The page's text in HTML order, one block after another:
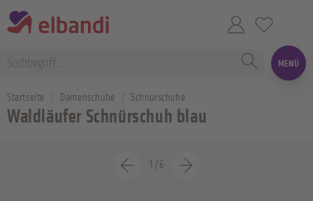
MENÜ
Startseite Damenschuhe Schnürschuhe
Waldläufer Schnürschuh blau
1 /6